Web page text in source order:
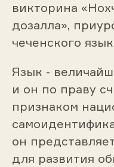
викторина
дозалла»,
чеченского
Язык -
и он по праву
признаком
он
для развития